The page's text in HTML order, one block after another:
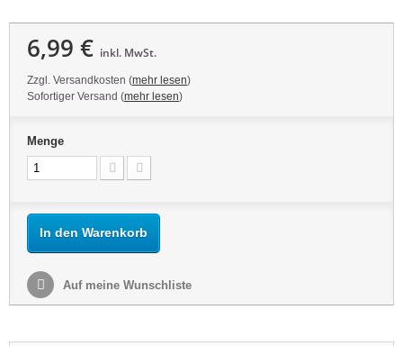
6,99 € inkl. MwSt.
Zzgl. Versandkosten (mehr lesen)
Sofortiger Versand (mehr lesen)
Menge
In den Warenkorb
Auf meine Wunschliste